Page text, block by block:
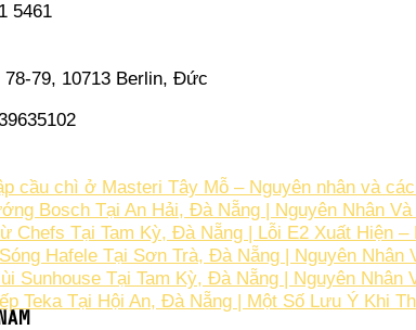
5461
78-79, 10713 Berlin, Đức
cầu chì ở Masteri Tây Mỗ – Nguyên nhân và
Bosch Tại An Hải, Đà Nẵng | Nguyên Nhân
Chefs Tại Tam Kỳ, Đà Nẵng | Lỗi E2 Xuất Hiện –
Hafele Tại Sơn Trà, Đà Nẵng | Nguyên
Sunhouse Tại Tam Kỳ, Đà Nẵng | Nguyên Nhân
Teka Tại Hội An, Đà Nẵng | Một Số Lưu Ý Khi